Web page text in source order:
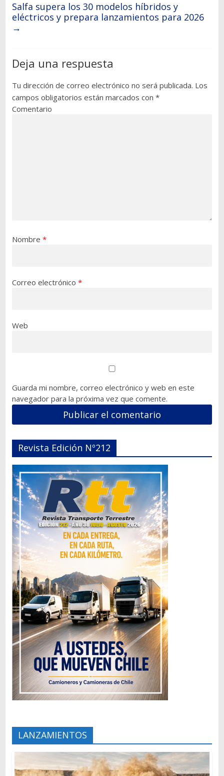
Salfa supera los 30 modelos híbridos y
eléctricos y prepara lanzamientos para 2026
→
Deja una respuesta
Tu dirección de correo electrónico no será publicada. Los
campos obligatorios están marcados con *
Comentario
Nombre *
Correo electrónico *
Web
Guarda mi nombre, correo electrónico y web en este
navegador para la próxima vez que comente.
Revista Edición Nº212
LANZAMIENTOS